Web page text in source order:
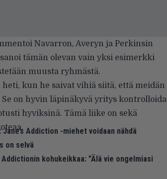
Navarron, Averyn ja Perkinsin
tämän olevan vain yksi esimerkki
muusta ryhmästä.
kun he saivat vihiä siitä, että meidän
Se on hyvin läpinäkyvä yritys kontrolloida
hyviksinä. Tämä liike on sekä
Addiction -miehet voidaan nähdä
on selvä
kohukeikkaa: ”Älä vie ongelmiasi